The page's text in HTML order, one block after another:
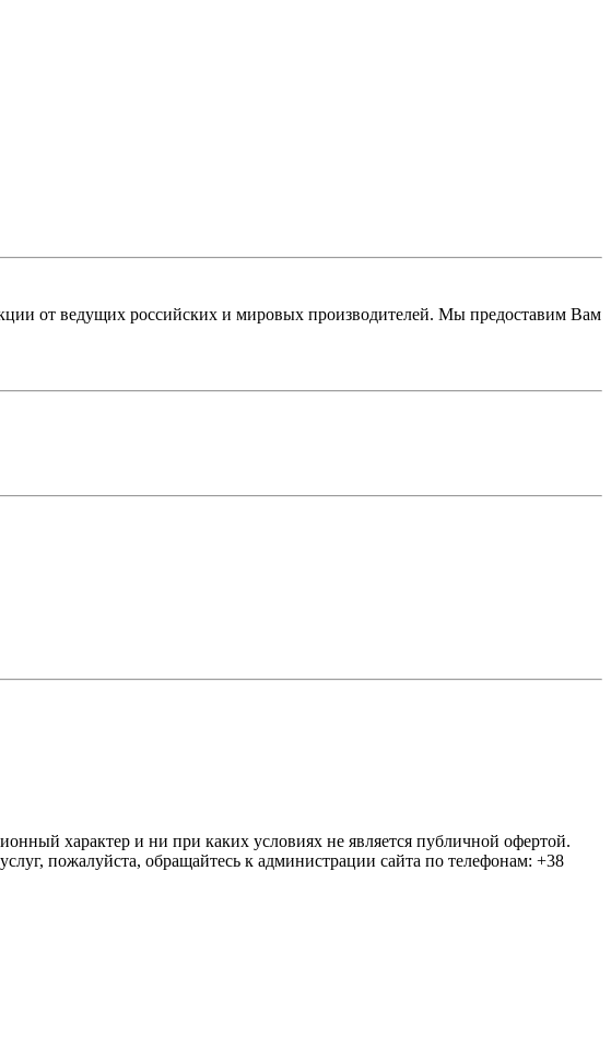
от ведущих российских и мировых производителей. Мы предоставим Вам
характер и ни при каких условиях не является публичной офертой.
пожалуйста, обращайтесь к администрации сайта по телефонам: +38